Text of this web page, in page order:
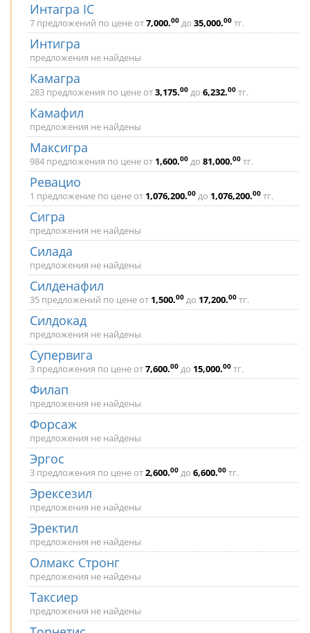
Интагра IC
7 предложений по цене от7,000.00 до 35,000.00 тг.
Интигра
предложения не найдены
Камагра
283 предложения по цене от3,175.00 до 6,232.00 тг.
Камафил
предложения не найдены
Максигра
984 предложения по цене от 1,600.00 до 81,000.00 тг.
Ревацио
1 предложение по цене от 1,076,200.00 до 1,076,200.00 тг.
Сигра
предложения не найдены
Силада
предложения не найдены
Силденафил
35 предложений по цене от 1,500.00 до 17,200.00 тг.
Силдокад
предложения не найдены
Супервига
3 предложения по цене от7,600.00 до 15,000.00 тг.
Филап
предложения не найдены
Форсаж
предложения не найдены
Эргос
3 предложения по цене от2,600.00 до 6,600.00 тг.
Эрексезил
предложения не найдены
Эректил
предложения не найдены
Олмакс Стронг
предложения не найдены
Таксиер
предложения не найдены